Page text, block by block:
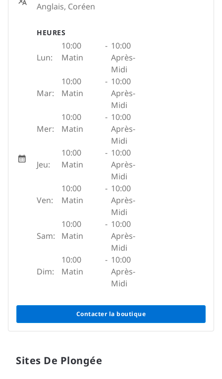
Anglais, Coréen
HEURES
Lun:
10:00
Matin
- 10:00
Après-
Midi
Mar:
10:00
Matin
- 10:00
Après-
Midi
Mer:
10:00
Matin
- 10:00
Après-
Midi
Jeu:
10:00
Matin
- 10:00
Après-
Midi
Ven:
10:00
Matin
- 10:00
Après-
Midi
Sam:
10:00
Matin
- 10:00
Après-
Midi
Dim:
10:00
Matin
- 10:00
Après-
Midi
Contacter la boutique
Sites De Plongée